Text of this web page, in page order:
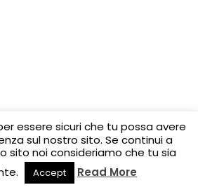
essere sicuri che tu possa avere
sul nostro sito. Se continui a
sito noi consideriamo che tu sia
Accept Read More